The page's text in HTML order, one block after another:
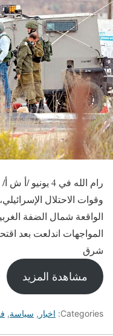
رام الله في 4
وقوات الاحتلال
الواقعة شمال الضفة
المواجهات اندلعت بعد
شرق
مشاهدة المزيد
Categories: اخبار , سياسة,